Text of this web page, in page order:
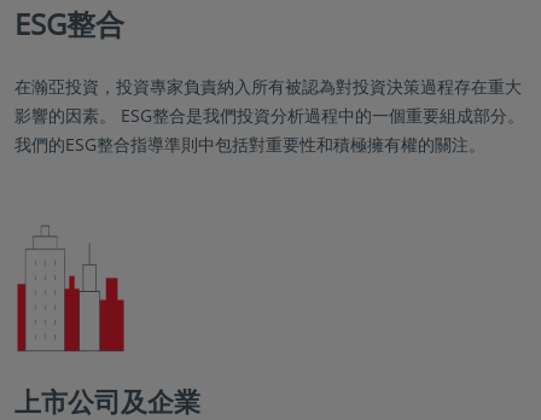
ESG整合
在瀚亞投資，投資專家負責納入所有被認為對投資決策過程存在重大
影響的因素。 ESG整合是我們投資分析過程中的一個重要組成部分。
我們的ESG整合指導準則中包括對重要性和積極擁有權的關注。
上市公司及企業